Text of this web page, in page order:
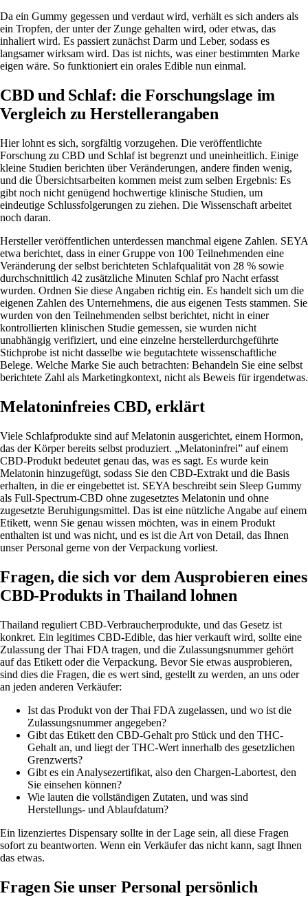
Da ein Gummy gegessen und verdaut wird, verhält es sich anders als
ein Tropfen, der unter der Zunge gehalten wird, oder etwas, das
inhaliert wird. Es passiert zunächst Darm und Leber, sodass es
langsamer wirksam wird. Das ist nichts, was einer bestimmten Marke
eigen wäre. So funktioniert ein orales Edible nun einmal.
CBD und Schlaf: die Forschungslage im
Vergleich zu Herstellerangaben
Hier lohnt es sich, sorgfältig vorzugehen. Die veröffentlichte
Forschung zu CBD und Schlaf ist begrenzt und uneinheitlich. Einige
kleine Studien berichten über Veränderungen, andere finden wenig,
und die Übersichtsarbeiten kommen meist zum selben Ergebnis: Es
gibt noch nicht genügend hochwertige klinische Studien, um
eindeutige Schlussfolgerungen zu ziehen. Die Wissenschaft arbeitet
noch daran.
Hersteller veröffentlichen unterdessen manchmal eigene Zahlen. SEYA
etwa berichtet, dass in einer Gruppe von 100 Teilnehmenden eine
Veränderung der selbst berichteten Schlafqualität von 28 % sowie
durchschnittlich 42 zusätzliche Minuten Schlaf pro Nacht erfasst
wurden. Ordnen Sie diese Angaben richtig ein. Es handelt sich um die
eigenen Zahlen des Unternehmens, die aus eigenen Tests stammen. Sie
wurden von den Teilnehmenden selbst berichtet, nicht in einer
kontrollierten klinischen Studie gemessen, sie wurden nicht
unabhängig verifiziert, und eine einzelne herstellerdurchgeführte
Stichprobe ist nicht dasselbe wie begutachtete wissenschaftliche
Belege. Welche Marke Sie auch betrachten: Behandeln Sie eine selbst
berichtete Zahl als Marketingkontext, nicht als Beweis für irgendetwas.
Melatoninfreies CBD, erklärt
Viele Schlafprodukte sind auf Melatonin ausgerichtet, einem Hormon,
das der Körper bereits selbst produziert. „Melatoninfrei” auf einem
CBD-Produkt bedeutet genau das, was es sagt. Es wurde kein
Melatonin hinzugefügt, sodass Sie den CBD-Extrakt und die Basis
erhalten, in die er eingebettet ist. SEYA beschreibt sein Sleep Gummy
als Full-Spectrum-CBD ohne zugesetztes Melatonin und ohne
zugesetzte Beruhigungsmittel. Das ist eine nützliche Angabe auf einem
Etikett, wenn Sie genau wissen möchten, was in einem Produkt
enthalten ist und was nicht, und es ist die Art von Detail, das Ihnen
unser Personal gerne von der Verpackung vorliest.
Fragen, die sich vor dem Ausprobieren eines
CBD-Produkts in Thailand lohnen
Thailand reguliert CBD-Verbraucherprodukte, und das Gesetz ist
konkret. Ein legitimes CBD-Edible, das hier verkauft wird, sollte eine
Zulassung der Thai FDA tragen, und die Zulassungsnummer gehört
auf das Etikett oder die Verpackung. Bevor Sie etwas ausprobieren,
sind dies die Fragen, die es wert sind, gestellt zu werden, an uns oder
an jeden anderen Verkäufer:
Ist das Produkt von der Thai FDA zugelassen, und wo ist die
Zulassungsnummer angegeben?
Gibt das Etikett den CBD-Gehalt pro Stück und den THC-
Gehalt an, und liegt der THC-Wert innerhalb des gesetzlichen
Grenzwerts?
Gibt es ein Analysezertifikat, also den Chargen-Labortest, den
Sie einsehen können?
Wie lauten die vollständigen Zutaten, und was sind
Herstellungs- und Ablaufdatum?
Ein lizenziertes Dispensary sollte in der Lage sein, all diese Fragen
sofort zu beantworten. Wenn ein Verkäufer das nicht kann, sagt Ihnen
das etwas.
Fragen Sie unser Personal persönlich